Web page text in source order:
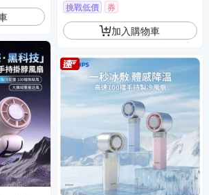
挑戰低價 券
加入購物車